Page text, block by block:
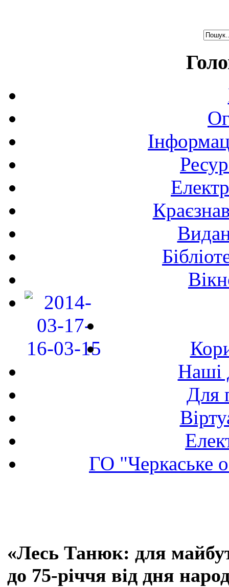
Наші
Для
ГО "Черкаське
«Лесь Танюк: для
до 75-річчя від дня